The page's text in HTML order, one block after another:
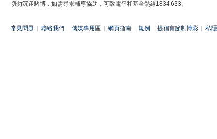
切勿沉迷賭博，如需尋求輔導協助，可致電平和基金熱線1834 633。
常見問題 聯絡我們 傳媒專用區 網頁指南 規例 提倡有節制博彩 私